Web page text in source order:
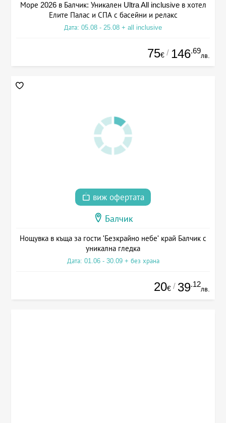
Море 2026 в Балчик: Уникален Ultra All inclusive в хотел
Елите Палас и СПА с басейни и релакс
Дата: 05.08 - 25.08 + all inclusive
75€ / 146.69
лв.
виж офертата
Балчик
Нощувка в къща за гости 'Безкрайно небе' край Балчик с
уникална гледка
Дата: 01.06 - 30.09 + без храна
20€ / 39.12
лв.